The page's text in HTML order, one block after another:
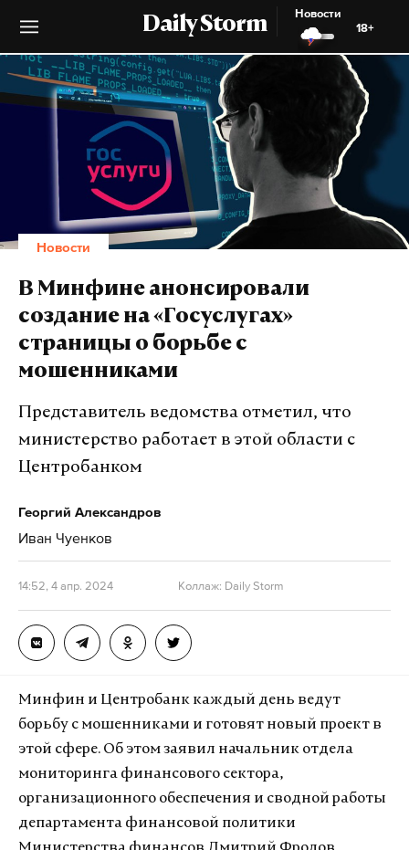
Daily Storm
Новости
18+
Новости
В Минфине анонсировали
создание на «Госуслугах»
страницы о борьбе с
мошенниками
Представитель ведомства отметил, что
министерство работает в этой области с
Центробанком
Георгий Александров
Иван Чуенков
14:52, 4 апр. 2024 Коллаж: Daily Storm
Минфин и Центробанк каждый день ведут
борьбу с мошенниками и готовят новый проект в
этой сфере. Об этом заявил начальник отдела
мониторинга финансового сектора,
организационного обеспечения и сводной работы
департамента финансовой политики